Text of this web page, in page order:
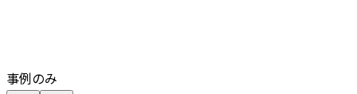
事例のみ